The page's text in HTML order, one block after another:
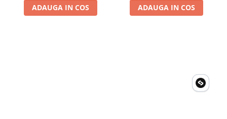
ADAUGA IN COS ADAUGA IN COS